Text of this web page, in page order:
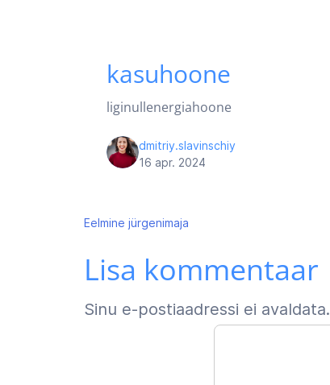
kasuhoone
liginullenergiahoone
dmitriy.slavinschiy
16 apr. 2024
Navigeerimine
Eelmine jürgenimaja
Lisa kommentaar
Sinu e-postiaadressi ei avaldata.